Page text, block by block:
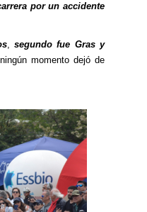
por un accidente
,segundo fue Gras y
momento dejó de